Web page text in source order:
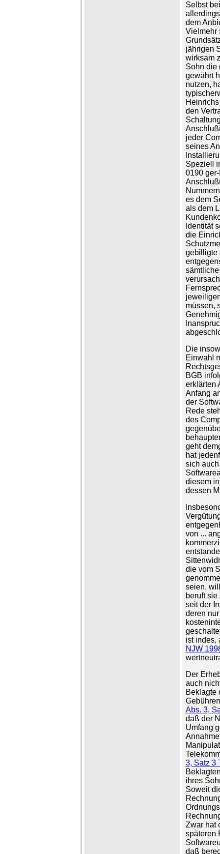
Selbst
dem
Vielmehr
jährigen
wirksam
Sohn die
gewährt
nutzen,
den
jeder
seines
Speziell
0190
es dem
als dem
Identität
die
gebilligte
müssen,
Die
Einwahl
BGB
erklärten
Anfang
der
Rede
des
geht
hat
sich
diesem
dessen
von ...
die vom
seien,
beruft
seit der
deren
ist indes,
NJW
Der
auch
Beklagte
Abs. 3,
daß der
Umfang
3, Satz 3
ihres
Soweit
Zwar hat
späteren
daß